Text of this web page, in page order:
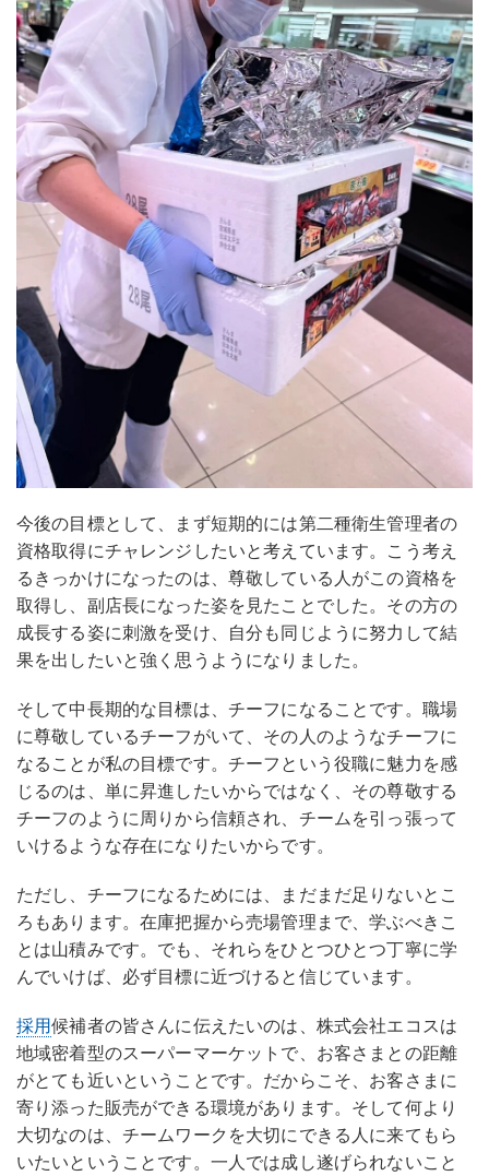
今後の目標として、まず短期的には第二種衛生管理者の
資格取得にチャレンジしたいと考えています。こう考え
るきっかけになったのは、尊敬している人がこの資格を
取得し、副店長になった姿を見たことでした。その方の
成長する姿に刺激を受け、自分も同じように努力して結
果を出したいと強く思うようになりました。
そして中長期的な目標は、チーフになることです。職場
に尊敬しているチーフがいて、その人のようなチーフに
なることが私の目標です。チーフという役職に魅力を感
じるのは、単に昇進したいからではなく、その尊敬する
チーフのように周りから信頼され、チームを引っ張って
いけるような存在になりたいからです。
ただし、チーフになるためには、まだまだ足りないとこ
ろもあります。在庫把握から売場管理まで、学ぶべきこ
とは山積みです。でも、それらをひとつひとつ丁寧に学
んでいけば、必ず目標に近づけると信じています。
採用候補者の皆さんに伝えたいのは、株式会社エコスは
地域密着型のスーパーマーケットで、お客さまとの距離
がとても近いということです。だからこそ、お客さまに
寄り添った販売ができる環境があります。そして何より
大切なのは、チームワークを大切にできる人に来てもら
いたいということです。一人では成し遂げられないこと